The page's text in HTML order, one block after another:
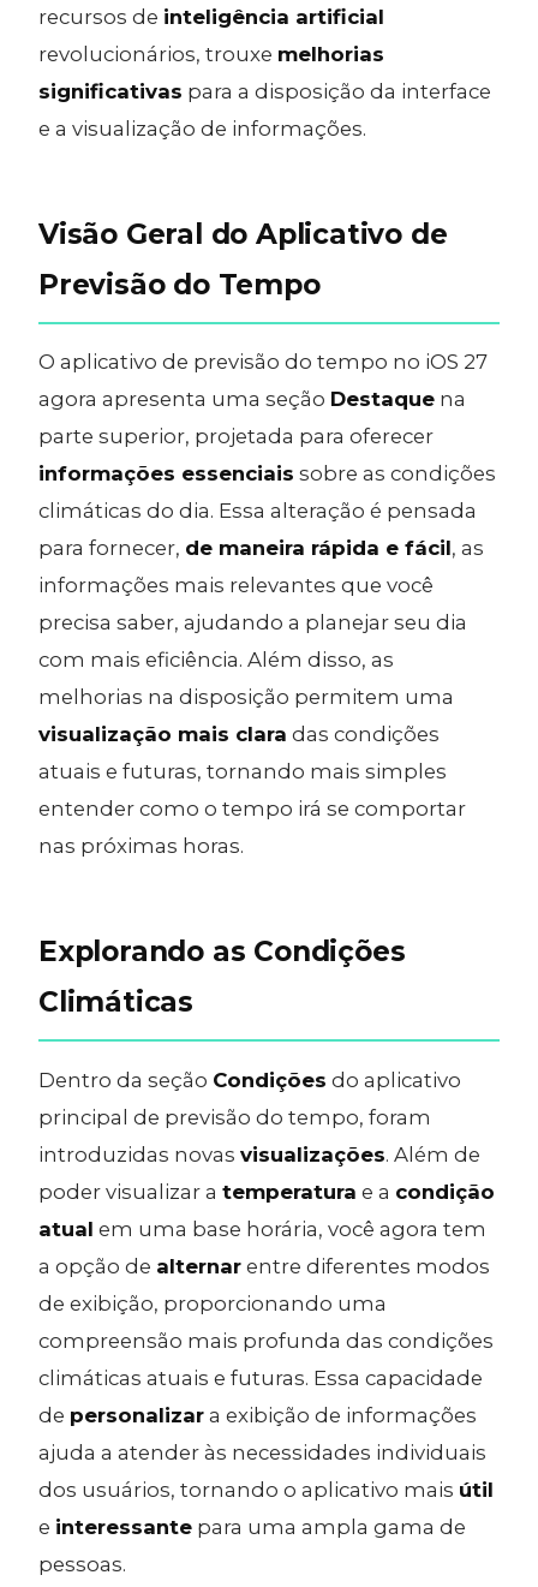
recursos de inteligência artificial
revolucionários, trouxe melhorias
significativas para a disposição da interface
e a visualização de informações.
Visão Geral do Aplicativo de
Previsão do Tempo
O aplicativo de previsão do tempo no iOS 27
agora apresenta uma seção Destaque na
parte superior, projetada para oferecer
informações essenciais sobre as condições
climáticas do dia. Essa alteração é pensada
para fornecer, de maneira rápida e fácil, as
informações mais relevantes que você
precisa saber, ajudando a planejar seu dia
com mais eficiência. Além disso, as
melhorias na disposição permitem uma
visualização mais clara das condições
atuais e futuras, tornando mais simples
entender como o tempo irá se comportar
nas próximas horas.
Explorando as Condições
Climáticas
Dentro da seção Condições do aplicativo
principal de previsão do tempo, foram
introduzidas novas visualizações. Além de
poder visualizar a temperatura e a condição
atual em uma base horária, você agora tem
a opção de alternar entre diferentes modos
de exibição, proporcionando uma
compreensão mais profunda das condições
climáticas atuais e futuras. Essa capacidade
de personalizar a exibição de informações
ajuda a atender às necessidades individuais
dos usuários, tornando o aplicativo mais útil
e interessante para uma ampla gama de
pessoas.